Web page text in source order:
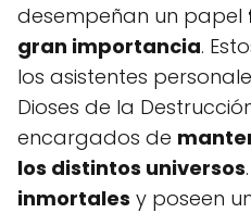
desempeñan un papel
gran importancia.
los asistentes
Dioses de la
encargados de
los distintos universos
inmortales y poseen